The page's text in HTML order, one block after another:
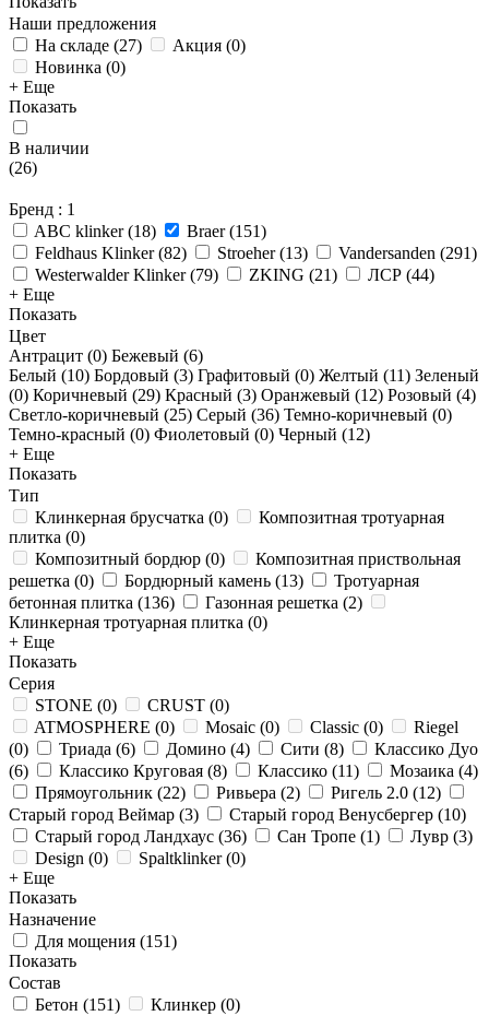
Наши предложения
На складе (27) Акция (0)
Новинка (0)
+ Еще
Показать
В наличии
(26)
Бренд : 1
ABC klinker(18) Braer(151)
Feldhaus Klinker(82) Stroeher(13) Vandersanden (291)
Westerwalder Klinker(79) ZKING (21) ЛСР (44)
+ Еще
Показать
Цвет
Антрацит (0) Бежевый (6)
Белый (10) Бордовый (3) Графитовый (0) Желтый (11) Зеленый
(0) Коричневый (29) Красный (3) Оранжевый (12) Розовый (4)
Светло-коричневый (25) Серый (36) Темно-коричневый (0)
Темно-красный (0) Фиолетовый (0) Черный (12)
+ Еще
Показать
Тип
Клинкерная брусчатка (0)
Композитная тротуарная
плитка (0)
Композитный бордюр (0)
Композитная приствольная
решетка (0) Бордюрный камень (13)
Тротуарная
бетонная плитка (136) Газонная решетка (2)
Клинкерная тротуарная плитка (0)
+ Еще
Показать
Серия
STONE (0) CRUST (0)
ATMOSPHERE (0) Mosaic (0) Classic (0)
Riegel
(0) Триада (6) Домино (4) Сити (8)
Классико Дуо
(6) Классико Круговая (8) Классико (11) Мозаика (4)
Прямоугольник (22) Ривьера (2) Ригель 2.0 (12)
Старый город Веймар (3) Старый город Венусбергер (10)
Старый город Ландхаус (36) Сан Тропе (1) Лувр (3)
Design (0) Spaltklinker(0)
+ Еще
Показать
Назначение
Для мощения (151)
Показать
Состав
Бетон (151) Клинкер (0)